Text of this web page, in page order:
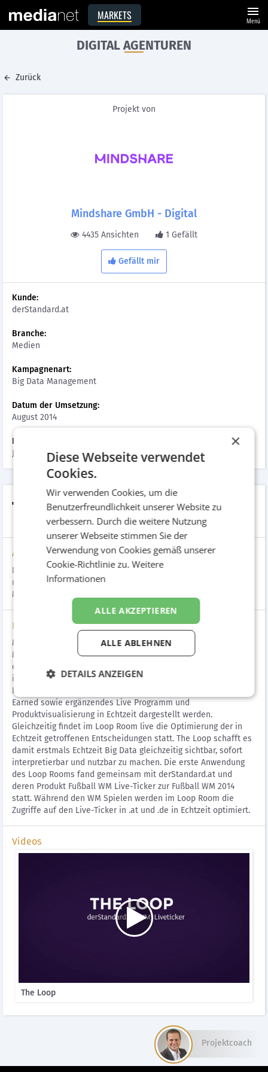
MARKETS menu
Menü
DIGITAL AGENTUREN
Zurück
Projekt von
Mindshare GmbH - Digital
4435 Ansichten 1 Gefällt
Gefällt mir
Kunde:
derStandard.at
Branche:
Medien
Kampagnenart:
Big Data Management
Datum der Umsetzung:
August 2014
Hinzugefügt am:
Januar 2016
TheLoop
Aufgabenstellung
Daten sichtbar und sofort interpretierbar zu machen ist ein
massiver Trend mit hohem Entwicklungspotential im digitalen
Marketing.
Lösung
Mit dem Launch von The Loop bringt Mindshare eine
Marketinganwendung, die diesen Real Time Marketing Trend in
der Realität in vollem Umfang wirklich nutzbar macht. The Loop
ist ein physischer Raum, in dem auf zehn Screen acht live
Datenquellen aus den Bereichen Contextual, Paid, Owned und
Earned sowie ergänzendes Live Programm und
Produktvisualisierung in Echtzeit dargestellt werden.
Gleichzeitig findet im Loop Room live die Optimierung der in
Echtzeit getroffenen Entscheidungen statt. The Loop schafft es
damit erstmals Echtzeit Big Data gleichzeitig sichtbar, sofort
interpretierbar und nutzbar zu machen. Die erste Anwendung
des Loop Rooms fand gemeinsam mit derStandard.at und
deren Produkt Fußball WM Live-Ticker zur Fußball WM 2014
statt. Während den WM Spielen werden im Loop Room die
Zugriffe auf den Live-Ticker in .at und .de in Echtzeit optimiert.
Videos
The Loop
×
Diese Webseite verwendet
Cookies.
Wir verwenden Cookies, um die
Benutzerfreundlichkeit unserer Website zu
verbessern. Durch die weitere Nutzung
unserer Webseite stimmen Sie der
Verwendung von Cookies gemäß unserer
Cookie-Richtlinie zu.Weitere
Informationen
ALLE AKZEPTIEREN
ALLE ABLEHNEN
DETAILS ANZEIGEN
Projektcoach